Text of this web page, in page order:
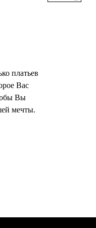
платьев
Вас
Вы
мечты.